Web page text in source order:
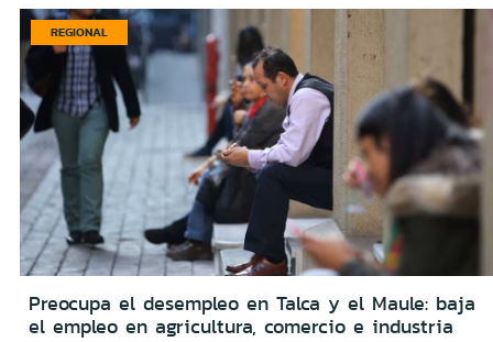
REGIONAL
Preocupa el desempleo en Talca y el Maule: baja
el empleo en agricultura, comercio e industria